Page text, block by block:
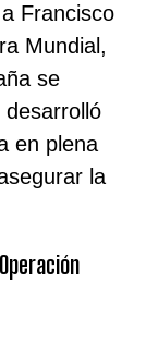
Francisco
Mundial,
se
desarrolló
en plena
la